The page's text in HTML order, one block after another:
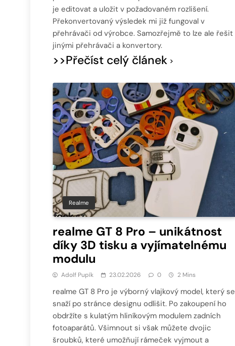
je editovat a uložit v požadovaném rozlišení.
Překonvertovaný výsledek mi již fungoval v
přehrávači od výrobce. Samozřejmě to lze ale řešit
jinými přehrávači a konvertory.
>>Přečíst celý článek
Realme
realme GT 8 Pro – unikátnost
díky 3D tisku a vyjímatelnému
modulu
Adolf Pupík 23.02.2026 0 2 Mins
realme GT 8 Pro je výborný vlajkový model, který se
snaží po stránce designu odlišit. Po zakoupení ho
obdržíte s kulatým hliníkovým modulem zadních
fotoaparátů. Všimnout si však můžete dvojic
šroubků, které umožňují rámeček vyjmout a